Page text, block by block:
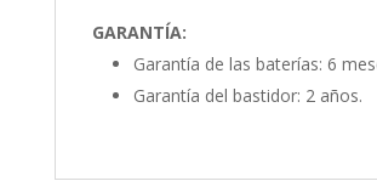
GARANTÍA:
Garantía de las baterías: 6
Garantía del bastidor: 2 años.